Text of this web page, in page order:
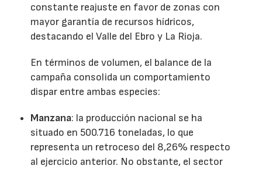
constante reajuste en favor de zonas con
mayor garantía de recursos hídricos,
destacando el Valle del Ebro y La Rioja.
En términos de volumen, el balance de la
campaña consolida un comportamiento
dispar entre ambas especies:
Manzana: la producción nacional se ha
situado en 500.716 toneladas, lo que
representa un retroceso del 8,26% respecto
al ejercicio anterior. No obstante, el sector